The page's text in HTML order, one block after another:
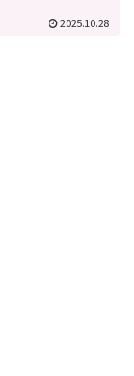
2025.10.28